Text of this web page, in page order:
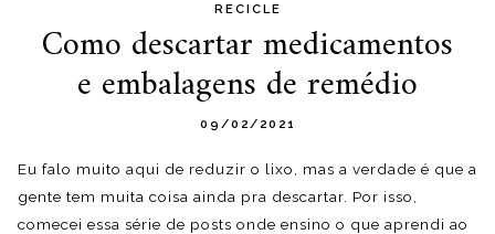
RECICLE
Como descartar medicamentos
e embalagens de remédio
09/02/2021
Eu falo muito aqui de reduzir o lixo, mas a verdade é que a
gente tem muita coisa ainda pra descartar. Por isso,
comecei essa série de posts onde ensino o que aprendi ao